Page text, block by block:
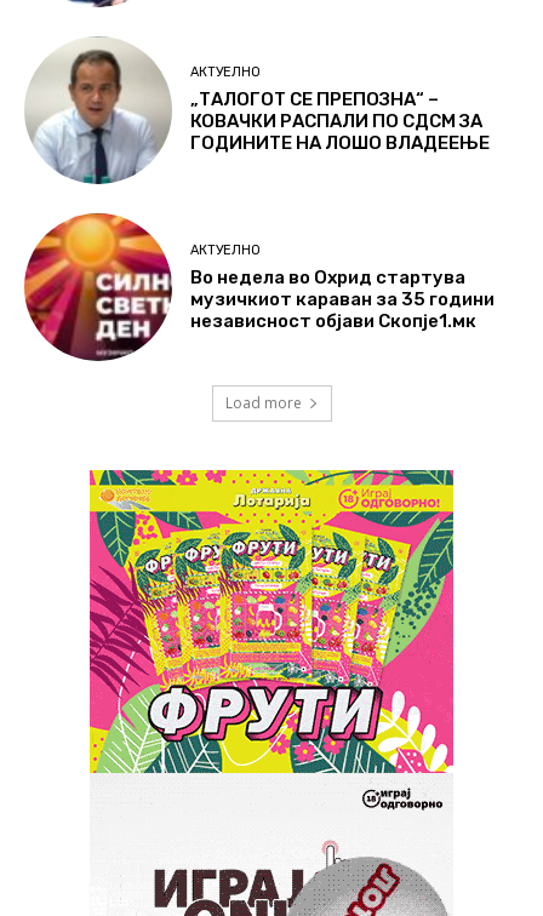
АКТУЕЛНО
„ТАЛОГОТ СЕ ПРЕПОЗНА“ –
КОВАЧКИ РАСПАЛИ ПО СДСМ ЗА
ГОДИНИТЕ НА ЛОШО ВЛАДЕЕЊЕ
АКТУЕЛНО
Во недела во Охрид стартува
музичкиот караван за 35 години
независност објави Скопје1.мк
Load more